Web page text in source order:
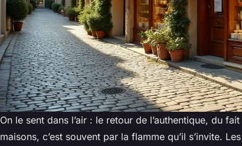
On le sent dans l’air : le retour de l’authentique, du
maisons, c’est souvent par la flamme qu’il s’invite.